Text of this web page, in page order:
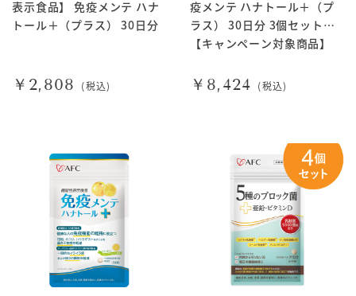
表示食品】 免疫メンテ ハナ
トール＋（プラス） 30日分
￥2,808 (税込)
疫メンテ ハナトール＋（プ
ラス） 30日分 3個セット
【キャンペーン対象商品】
￥8,424 (税込)